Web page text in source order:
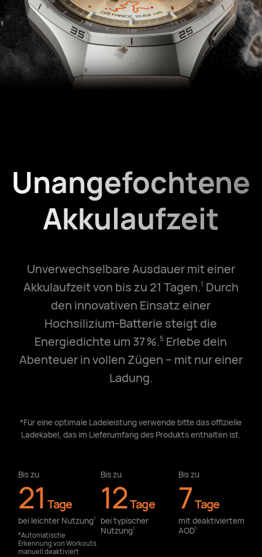
Unangefochtene
Akkulaufzeit
Unverwechselbare Ausdauer mit einer
Akkulaufzeit von bis zu 21 Tagen.1 Durch
den innovativen Einsatz einer
Hochsilizium-Batterie steigt die
Energiedichte um 37 %.5 Erlebe dein
Abenteuer in vollen Zügen – mit nur einer
Ladung.
*Für eine optimale Ladeleistung verwende bitte das offizielle
Ladekabel, das im Lieferumfang des Produkts enthalten ist.
Bis zu
21 Tage
bei leichter Nutzung⁠1
*Automatische
Erkennung von Workouts
manuell deaktiviert
Bis zu
12Tage
bei typischer
Nutzung⁠1
Bis zu
7Tage
mit deaktiviertem
AOD⁠1